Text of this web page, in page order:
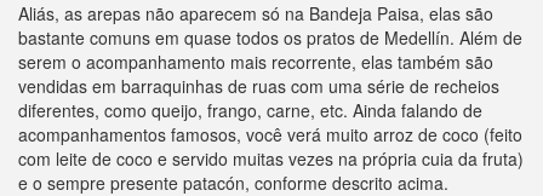
Aliás, as arepas não aparecem só na Bandeja Paisa, elas são
bastante comuns em quase todos os pratos de Medellín. Além de
serem o acompanhamento mais recorrente, elas também são
vendidas em barraquinhas de ruas com uma série de recheios
diferentes, como queijo, frango, carne, etc. Ainda falando de
acompanhamentos famosos, você verá muito arroz de coco (feito
com leite de coco e servido muitas vezes na própria cuia da fruta)
e o sempre presente patacón, conforme descrito acima.